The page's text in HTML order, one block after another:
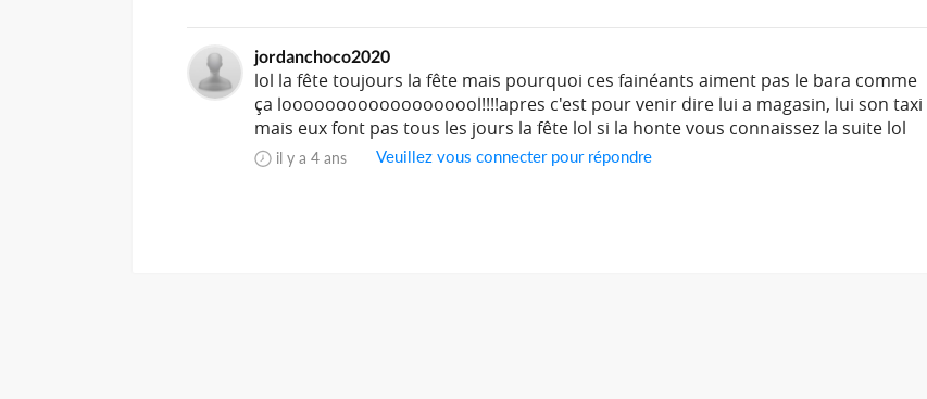
jordanchoco2020
lol la fête toujours la fête mais pourquoi ces fainéants aiment pas le bara comme
ça looooooooooooooooool!!!!apres c'est pour venir dire lui a magasin, lui son taxi
mais eux font pas tous les jours la fête lol si la honte vous connaissez la suite lol
il y a 4 ans Veuillez vous connecter pour répondre